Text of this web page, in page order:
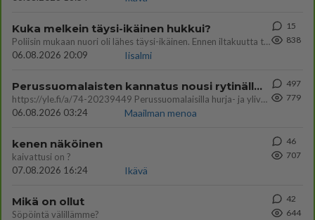
Kuka melkein täysi-ikäinen hukkui?
Poliisin mukaan nuori oli lähes täysi-ikäinen. Ennen iltakuutta tulleen ilmoituksen mukaan ihminen oli joutunut mahdoll
06.08.2026 20:09
Iisalmi
15
838
Perussuomalaisten kannatus nousi rytinällä Ylen tänään julkaisemassa tuoreimmassa gallup-kyselyssä.
https://yle.fi/a/74-20239449 Perussuomalaisilla hurja- ja ylivoimaisesti suurin nousu tässä uudessa Ylen gallupissa. Kyl
06.08.2026 03:24
Maailman menoa
497
779
kenen näköinen
kaivattusi on ?
07.08.2026 16:24
Ikävä
46
707
Mikä on ollut
Söpöintä välillämme?
42
644